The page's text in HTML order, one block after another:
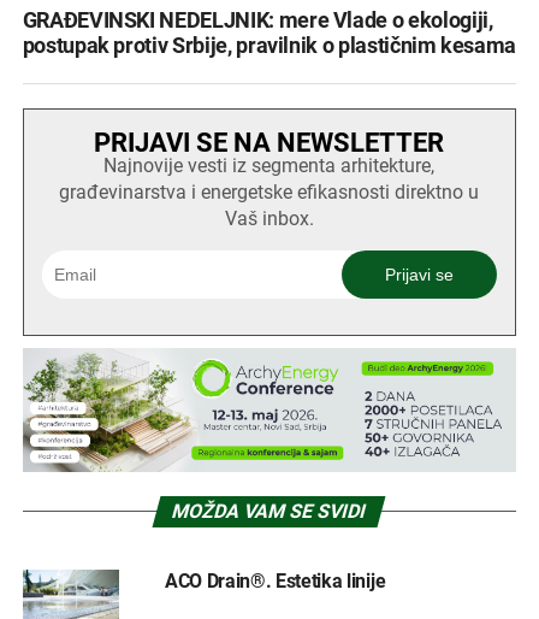
GRAĐEVINSKI NEDELJNIK: mere Vlade o ekologiji,
postupak protiv Srbije, pravilnik o plastičnim kesama
PRIJAVI SE NA NEWSLETTER
Najnovije vesti iz segmenta arhitekture,
građevinarstva i energetske efikasnosti direktno u
Vaš inbox.
MOŽDA VAM SE SVIDI
ACO Drain®. Estetika linije